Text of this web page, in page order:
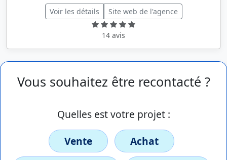
Voir les détails Site web de l'agence
14 avis
Vous souhaitez être recontacté ?
Quelles est votre projet :
Vente
Achat